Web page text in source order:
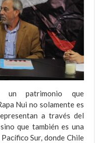
un patrimonio que
Nui no solamente es
a través del
que también es una
Sur, donde Chile